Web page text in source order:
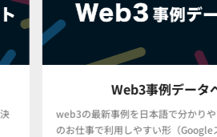
Web3事例データ
web3の最新事例を日本語で分かり
のお仕事で利用しやすい形（Google